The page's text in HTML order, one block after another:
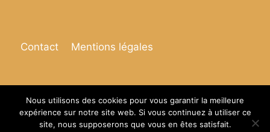
Contact Mentions légales
© 2026 Espace de vie
Nous utilisons des cookies pour vous garantir la meilleure
expérience sur notre site web. Si vous continuez à utiliser ce
site, nous supposerons que vous en êtes satisfait.